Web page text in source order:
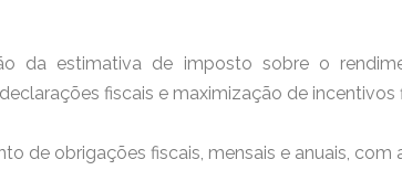
da estimativa de imposto sobre o
fiscais e maximização de incentivos
de obrigações fiscais, mensais e anuais,